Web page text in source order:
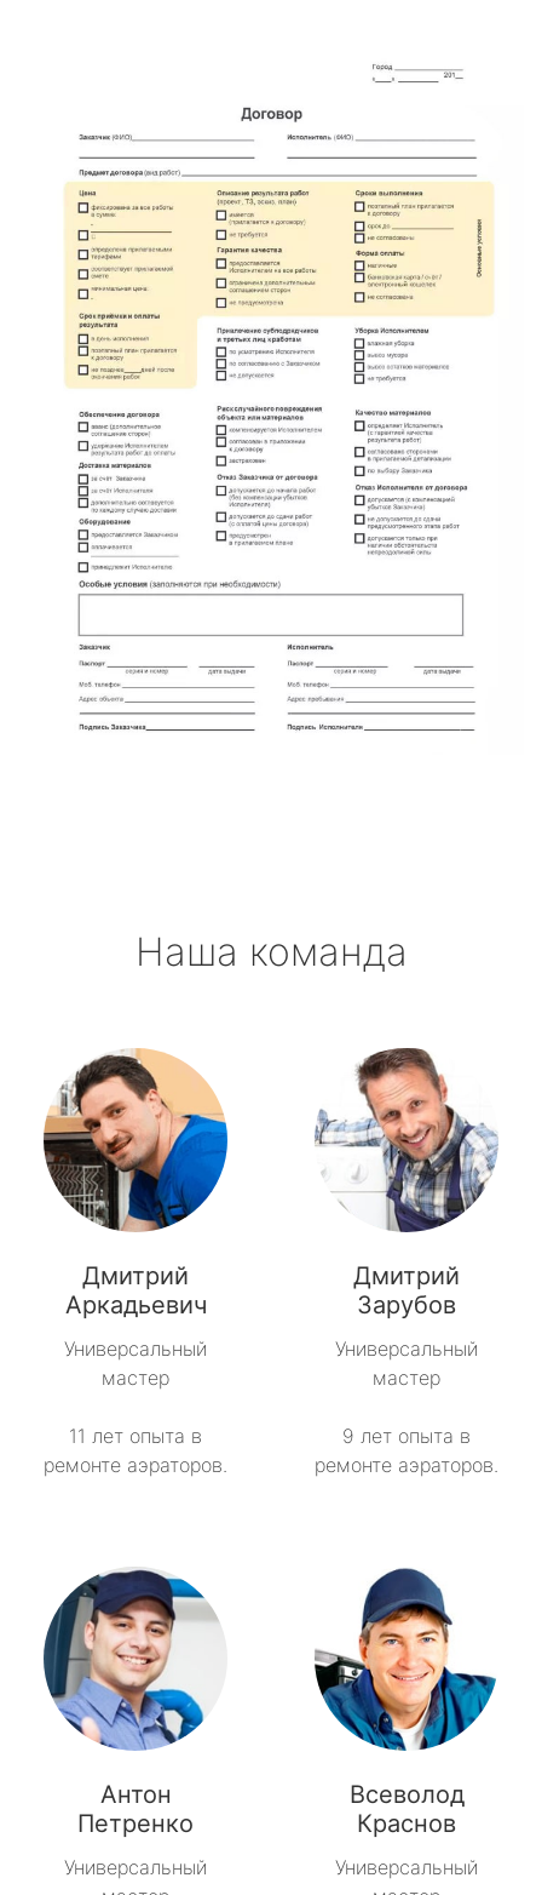
Наша команда
Дмитрий
Аркадьевич
Универсальный
мастер
11 лет опыта в
ремонте аэраторов.
Дмитрий
Зарубов
Универсальный
мастер
9 лет опыта в
ремонте аэраторов.
Антон
Петренко
Универсальный
Всеволод
Краснов
Универсальный